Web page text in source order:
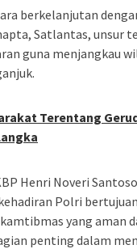
berkelanjutan
Satlantas, unsur
guna menjangkau
Terentang
Henri Noveri Santoso,
Polri
yang aman
penting dalam